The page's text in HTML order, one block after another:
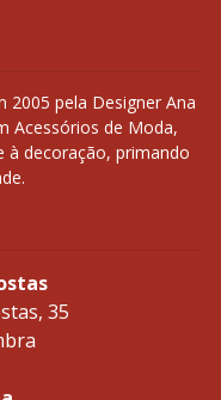
2005 pela Designer Ana
Acessórios de Moda,
à decoração, primando
35